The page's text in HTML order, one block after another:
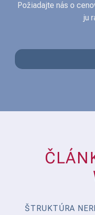
Požiadajte nás o
ju
ŠTRUKTÚRA